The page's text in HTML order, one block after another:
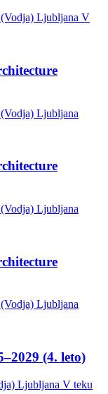
Ljubljana V
Ljubljana
Ljubljana
Ljubljana
(4. leto)
Ljubljana V teku